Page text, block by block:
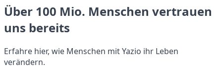
Über 100 Mio. Menschen vertrauen
uns bereits
Erfahre hier, wie Menschen mit Yazio ihr Leben
verändern.